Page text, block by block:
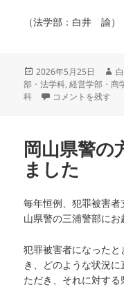
（法学部：白井 諭）
投
稿
日:
2026年5月25日
作
成
部・法学科,経営学部・商
科
岡山労働局の局長
コメントを残す
岡山県警の
ました
毎年恒例、犯罪被害
山県警の三浦警部にお
犯罪被害者になった
き、どのような状況
ただき、それに対す